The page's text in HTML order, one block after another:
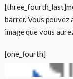
barrer. Vous pouvez
image que vous
[one_fourth]